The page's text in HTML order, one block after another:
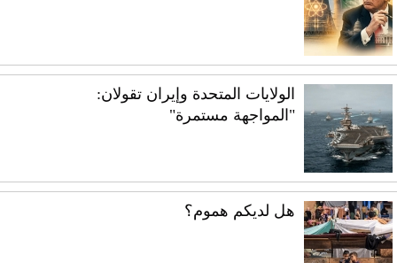
الولايات المتحدة وإيران تقولان:
"المواجهة مستمرة"
هل لديكم هموم؟